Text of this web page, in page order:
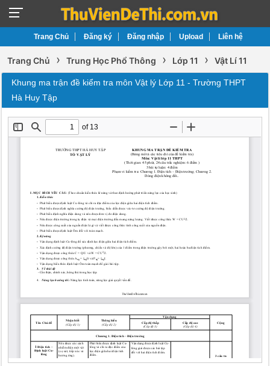
Trang Chủ Đăng ký Đăng nhập Upload Liên hệ
Trang Chủ › Trung Học Phổ Thông › Lớp 11 › Vật Lí 11
Khung ma trận đề kiểm tra môn Vật lý Lớp 11 - Trường THPT
Hà Huy Tập